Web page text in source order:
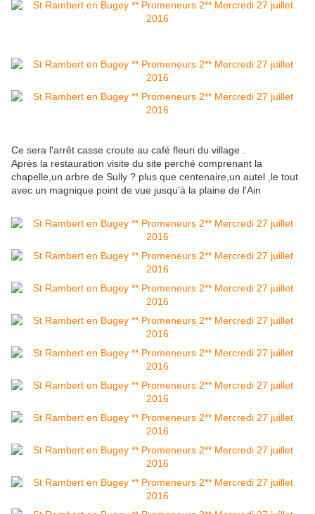
Ce sera l'arrêt casse croute au café fleuri du village .
Après la restauration visite du site perché comprenant la
chapelle,un arbre de Sully ? plus que centenaire,un autel ,le tout
avec un magnique point de vue jusqu'à la plaine de l'Ain